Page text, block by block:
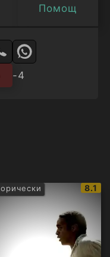
Помощ
-4
IMDb
8.1